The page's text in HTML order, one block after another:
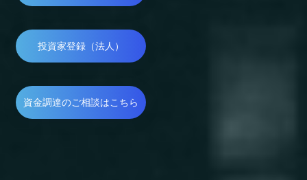
投資家登録（法人）
資金調達のご相談はこちら